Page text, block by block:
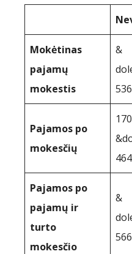
Mokėtinas
pajamų
mokestis
&
536
Pajamos po
mokesčių
464
Pajamos po
pajamų ir
turto
mokesčio
&
566